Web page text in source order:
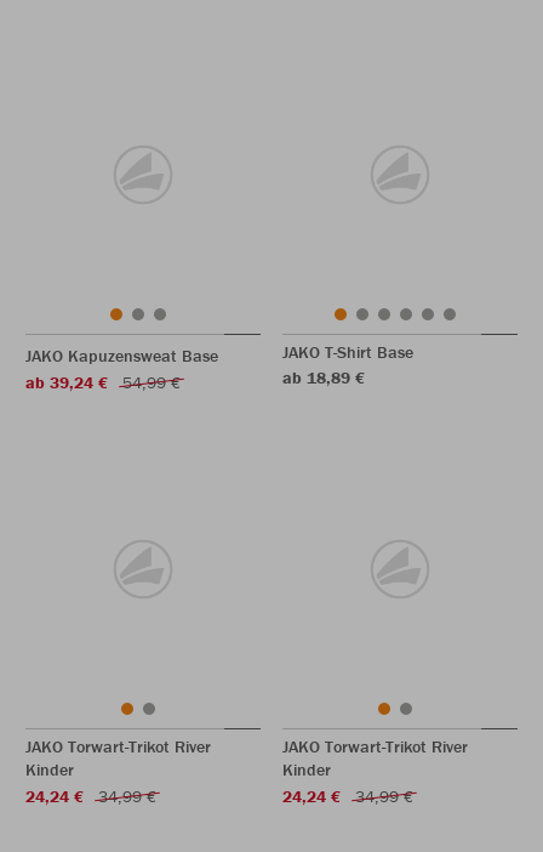
JAKO Kapuzensweat Base
ab 39,24 €
54,99 €
JAKO T-Shirt Base
ab 18,89 €
JAKO Torwart-Trikot River
Kinder
24,24 €
34,99 €
JAKO Torwart-Trikot River
Kinder
24,24 €
34,99 €